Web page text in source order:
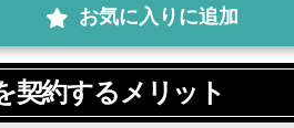
お気に入りに追加
契約するメリット